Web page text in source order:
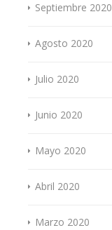
Septiembre 2020
Agosto 2020
Julio 2020
Junio 2020
Mayo 2020
Abril 2020
Marzo 2020